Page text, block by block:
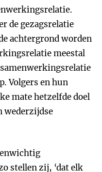
de gezagsrelatie
achtergrond worden
meestal
Volgers en hun
mate hetzelfde doel
wederzijdse
stellen zij, ‘dat elk